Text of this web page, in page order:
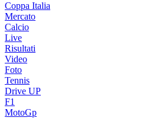
Coppa Italia
Mercato
Calcio
Live
Risultati
Video
Foto
Tennis
Drive UP
F1
MotoGp